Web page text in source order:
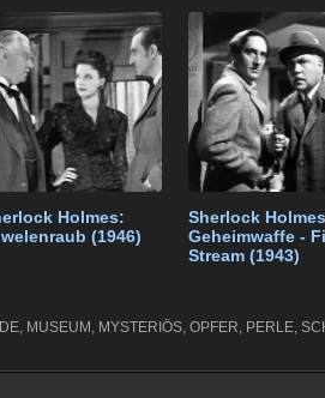
Holmes:
(1946)
Sherlock
Geheimwaffe -
Stream (1943)
, MUSEUM , MYSTERIÖS, OPFER, PERLE,